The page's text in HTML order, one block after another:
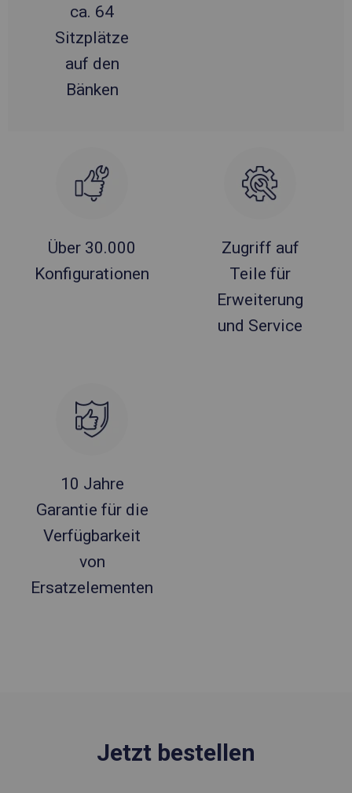
ca. 64
Sitzplätze
auf den
Bänken
Über 30.000
Konfigurationen
Zugriff auf
Teile für
Erweiterung
und Service
10 Jahre
Garantie für die
Verfügbarkeit
von
Ersatzelementen
Jetzt bestellen